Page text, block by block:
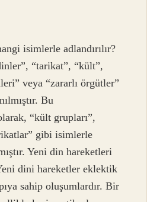
isimlerle adlandırılır?
“tarikat”, “kült”,
veya “zararlı örgütler”
Bu
“kült grupları”,
gibi isimlerle
Yeni din hareketleri
dini hareketler eklektik
sahip oluşumlardır. Bir